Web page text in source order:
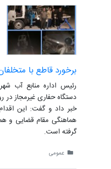
برخورد قاطع با
رئیس اداره منابع آب
دستگاه حفاری غیرمجاز
خبر داد و گفت: این
هماهنگی مقام قضایی و
گرفته است.
عمومی